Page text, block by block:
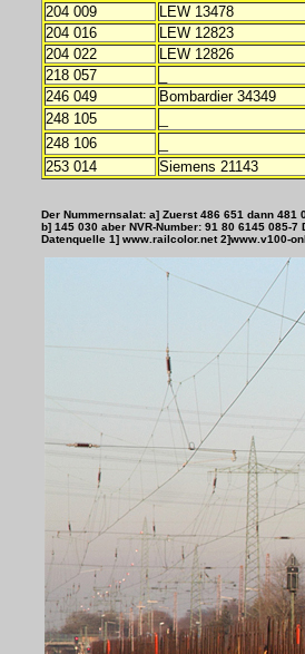
204 009
LEW 13478
204 016
LEW 12823
204 022
LEW 12826
218 057
246 049
Bombardier 34349
248 105
248 106
253 014 Siemens 21143
Der Nummernsalat: a] Zuerst 486 651 dann 481
b] 145 030 aber NVR-Number: 91 80 6145 085-7
Datenquelle 1] www.railcolor.net 2]www.v100-